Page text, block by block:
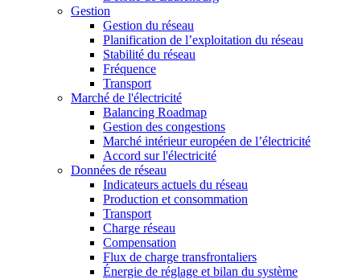
Gestion
Gestion du réseau
Planification de l’exploitation du réseau
Stabilité du réseau
Fréquence
Transport
Marché de l'électricité
Balancing Roadmap
Gestion des congestions
Marché intérieur européen de l’électricité
Accord sur l'électricité
Données de réseau
Indicateurs actuels du réseau
Production et consommation
Transport
Charge réseau
Compensation
Flux de charge transfrontaliers
Énergie de réglage et bilan du système